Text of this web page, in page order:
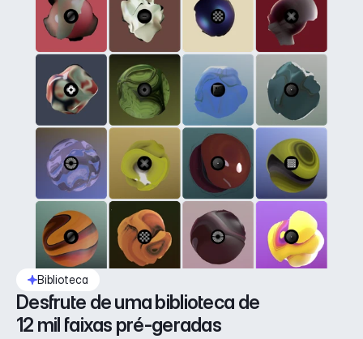
Biblioteca
Desfrute de uma biblioteca de
12 mil faixas pré-geradas